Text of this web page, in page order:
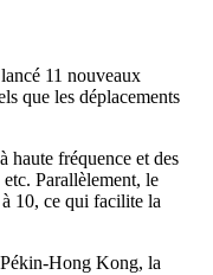
11 nouveaux
que les déplacements
haute fréquence et des
Parallèlement, le
10, ce qui facilite la
Hong Kong, la